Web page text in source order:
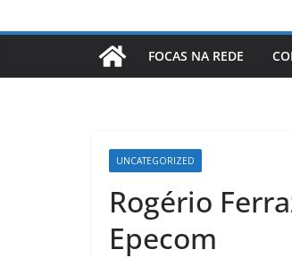
FOCAS NA REDE
UNCATEGORIZED
Rogério
Epecom